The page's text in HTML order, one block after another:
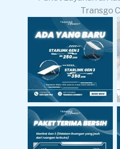
Transgo
Harga Sewa
Starlink Gen 2 & 3
Harga Paket Sewa